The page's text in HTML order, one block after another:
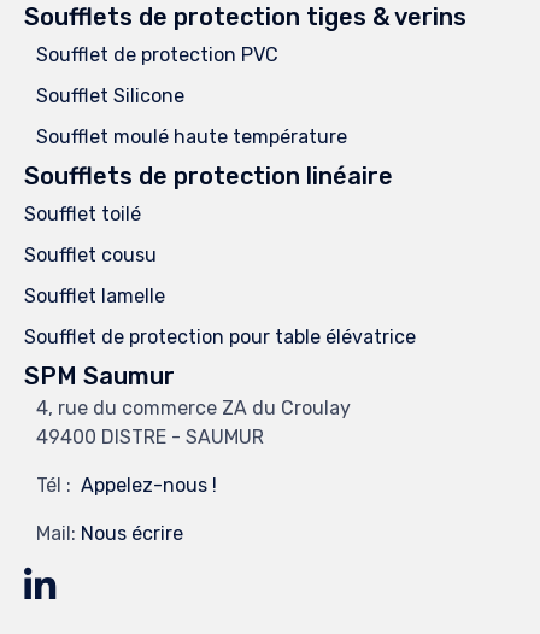
Soufflets de protection tiges & verins
Soufflet de protection PVC
Soufflet Silicone
Soufflet moulé haute température
Soufflets de protection linéaire
Soufflet toilé
Soufflet cousu
Soufflet lamelle
Soufflet de protection pour table élévatrice
SPM Saumur
4, rue du commerce ZA du Croulay
49400 DISTRE - SAUMUR
Tél : Appelez-nous !
Mail: Nous écrire